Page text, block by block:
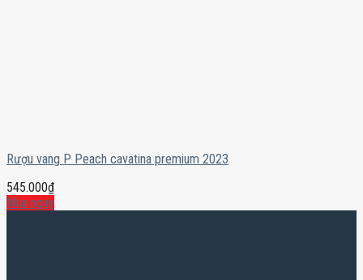
Rượu vang P Peach cavatina premium 2023
545.000₫
Mua ngay